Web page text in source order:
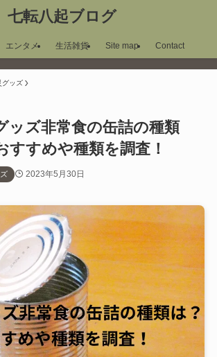
七転八起ブログ
エンタメ 生活雑貨 Site map Contact
グッズ
ッズ非常食の缶詰の種類
すすめや種類を調査！
2023年5月30日